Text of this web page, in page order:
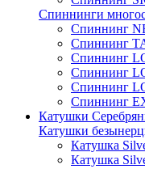
Спиннинги
Спиннинг
Спиннинг
Спиннинг
Спиннинг
Спиннинг
Спиннинг
Катушки
Катушки
Катушка
Катушка